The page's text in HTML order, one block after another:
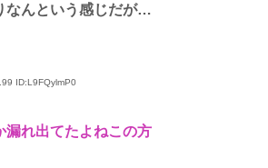
なんという感じだが…
ID:L9FQylmP0
漏れ出てたよねこの方